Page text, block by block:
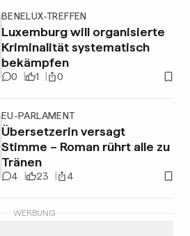
BENELUX-TREFFEN
Luxemburg will organisierte
Kriminalität systematisch
bekämpfen
0 1 0
EU-PARLAMENT
Übersetzerin versagt
Stimme – Roman rührt alle zu
Tränen
4 23 4
WERBUNG